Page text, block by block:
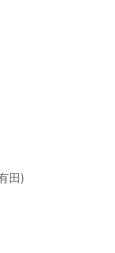
田)